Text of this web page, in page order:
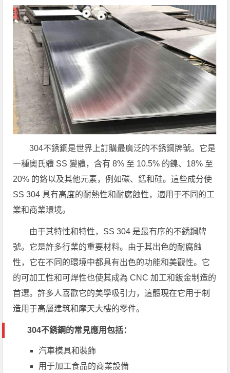
304不銹鋼是世界上訂購最廣泛的不銹鋼牌號。它是
一種奧氏體 SS 變體，含有 8% 至 10.5% 的鎳、18% 至
20% 的鉻以及其他元素，例如碳、錳和硅。這些成分使
SS 304 具有高度的耐熱性和耐腐蝕性，適用于不同的工
業和商業環境。
由于其特性和特性，SS 304 是最有序的不銹鋼牌
號。它是許多行業的重要材料。由于其出色的耐腐蝕
性，它在不同的環境中都具有出色的功能和美觀性。它
的可加工性和可焊性也使其成為 CNC 加工和鈑金制造的
首選。許多人喜歡它的美學吸引力，這體現在它用于制
造用于高層建筑和摩天大樓的零件。
304不銹鋼的常見應用包括：
汽車模具和裝飾
用于加工食品的商業設備